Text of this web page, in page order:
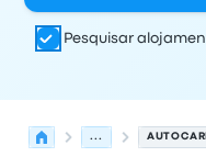
Pesquisar
...